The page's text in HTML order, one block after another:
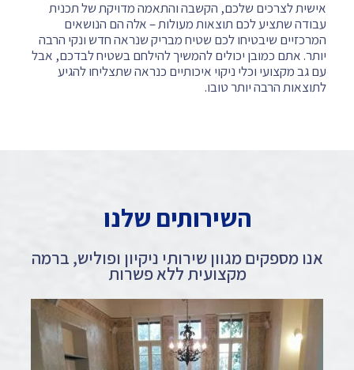
אישית לצרכים שלכם, הקשבה והתאמה מדויקת של תכנית
עבודה שתציע לכם תוצאות מעולות – אלה הם הנושאים
המרכזיים שיבטיחו לכם שטיח מבריק שנראה חדש ונקי הרבה
יותר. אתם כמובן יכולים להמשיך להילחם בשטיח לבדכם, אבל
עם גב מקצועי וכלי ניקוי איכותיים כנראה שתצליחו להגיע
לתוצאות הרבה יותר טובו.
השירותים שלנו
אנו מספקים מגוון שירותי ניקיון ופוליש, ברמה
מקצועית ללא פשרות